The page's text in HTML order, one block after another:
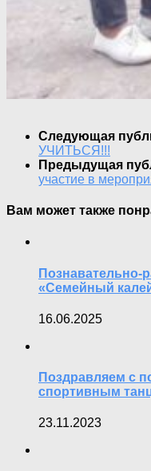
Следующая
УЧИТЬСЯ!!!
Предыдущая
участие в
Вам может также
Познавательно-
«Семейный
16.06.2025
Поздравляем с
спортивным
23.11.2023